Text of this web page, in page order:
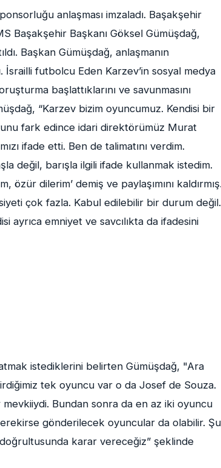
anlaşması imzaladı. Başakşehir
Başakşehir Başkanı Göksel Gümüşdağ,
Başkan Gümüşdağ, anlaşmanın
İsrailli futbolcu Eden Karzev’in sosyal medya
başlattıklarını ve savunmasını
“Karzev bizim oyuncumuz. Kendisi bir
fark edince idari direktörümüz Murat
ifade etti. Ben de talimatını verdim.
değil, barışla ilgili ifade kullanmak istedim.
özür dilerim’ demiş ve paylaşımını
çok fazla. Kabul edilebilir bir durum değil.
ayrıca emniyet ve savcılıkta da ifadesini
istediklerini belirten Gümüşdağ, "Ara
tek oyuncu var o da Josef de Souza.
Bundan sonra da en az iki oyuncu
gönderilecek oyuncular da olabilir. Şu
karar vereceğiz” şeklinde